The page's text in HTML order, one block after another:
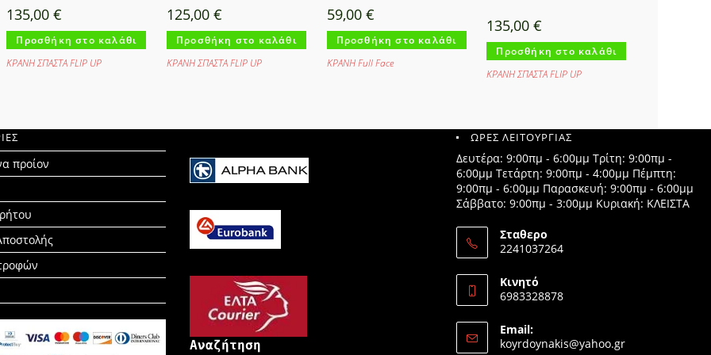
135,00€
Προσθήκη στο καλάθι
ΚΡΑΝΗ ΣΠΑΣΤΑ FLIP UP
125,00€
Προσθήκη στο καλάθι
ΚΡΑΝΗ ΣΠΑΣΤΑ FLIP UP
59,00 €
Προσθήκη στο καλάθι
ΚΡΑΝΗ Full Face
135,00€
Προσθήκη στο καλάθι
ΚΡΑΝΗ ΣΠΑΣΤΑ FLIP UP
προίον
Αναζήτηση
ΩΡΕΣ ΛΕΙΤΟΥΡΓΙΑΣ
Δευτέρα: 9:00πμ - 6:00μμ Τρίτη: 9:00πμ -
6:00μμ Τετάρτη: 9:00πμ - 4:00μμ Πέμπτη:
9:00πμ - 6:00μμ Παρασκευή: 9:00πμ - 6:00μμ
Σάββατο: 9:00πμ - 3:00μμ Κυριακή: ΚΛΕΙΣΤΑ
Σταθερο
2241037264
in
your
Κινητό
6983328878
in
your
Email:
koyrdoynakis@yahoo.grOpens